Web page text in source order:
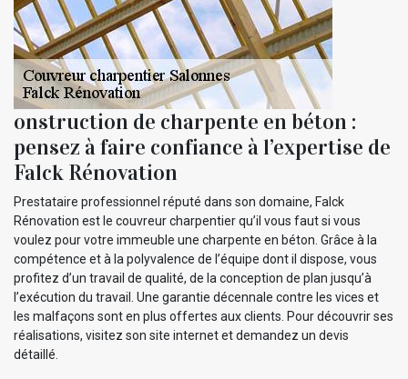
onstruction de charpente en béton :
pensez à faire confiance à l’expertise de
Falck Rénovation
Prestataire professionnel réputé dans son domaine, Falck
Rénovation est le couvreur charpentier qu’il vous faut si vous
voulez pour votre immeuble une charpente en béton. Grâce à la
compétence et à la polyvalence de l’équipe dont il dispose, vous
profitez d’un travail de qualité, de la conception de plan jusqu’à
l’exécution du travail. Une garantie décennale contre les vices et
les malfaçons sont en plus offertes aux clients. Pour découvrir ses
réalisations, visitez son site internet et demandez un devis
détaillé.